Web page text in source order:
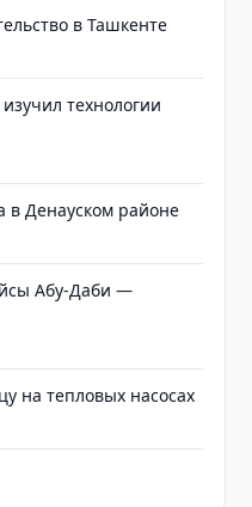
в Ташкенте
технологии
в Денауском районе
Абу-Даби —
на тепловых насосах